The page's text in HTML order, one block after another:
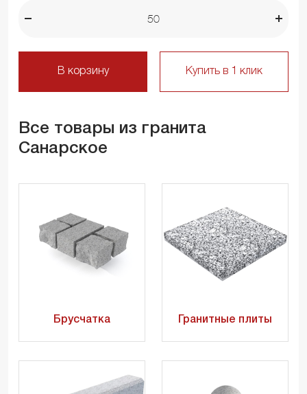
В корзину Купить в 1 клик
Все товары из гранита
Санарское
Брусчатка Гранитные плиты